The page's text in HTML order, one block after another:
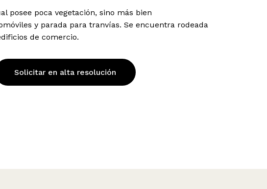
posee poca vegetación, sino más bien
y parada para tranvías. Se encuentra rodeada
de comercio.
Solicitar en alta resolución